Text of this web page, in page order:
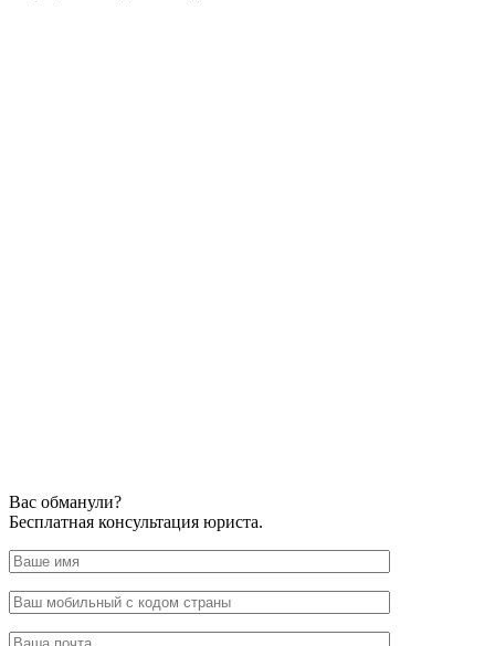
Вас обманули?
Бесплатная консультация юриста.